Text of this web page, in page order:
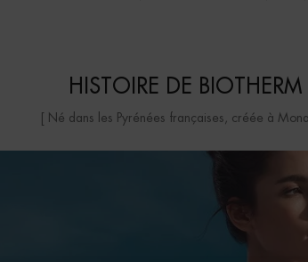
HISTOIRE DE BIOTHERM
[ Né dans les Pyrénées françaises, créée à